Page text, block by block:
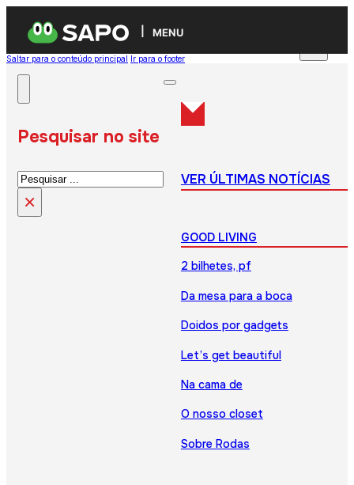
MENU
Saltar para o conteúdo principal Ir para o footer
Pesquisar no site
Pesquisar
×
VER ÚLTIMAS NOTÍCIAS
GOOD LIVING
2 bilhetes, pf
Da mesa para a boca
Doidos por gadgets
Let’s get beautiful
Na cama de
O nosso closet
Sobre Rodas